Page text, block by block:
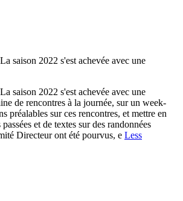
2022 s'est achevée avec une
2022 s'est achevée avec une
de rencontres à la journée, sur un week-
sur ces rencontres, et mettre en
et de textes sur des randonnées
Directeur ont été pourvus, e Less